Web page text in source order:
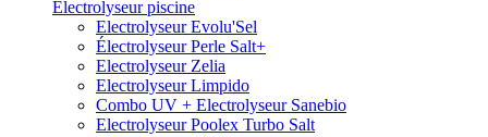
Electrolyseur piscine
Electrolyseur Evolu'Sel
Électrolyseur Perle Salt+
Electrolyseur Zelia
Electrolyseur Limpido
Combo UV + Electrolyseur Sanebio
Electrolyseur Poolex Turbo Salt